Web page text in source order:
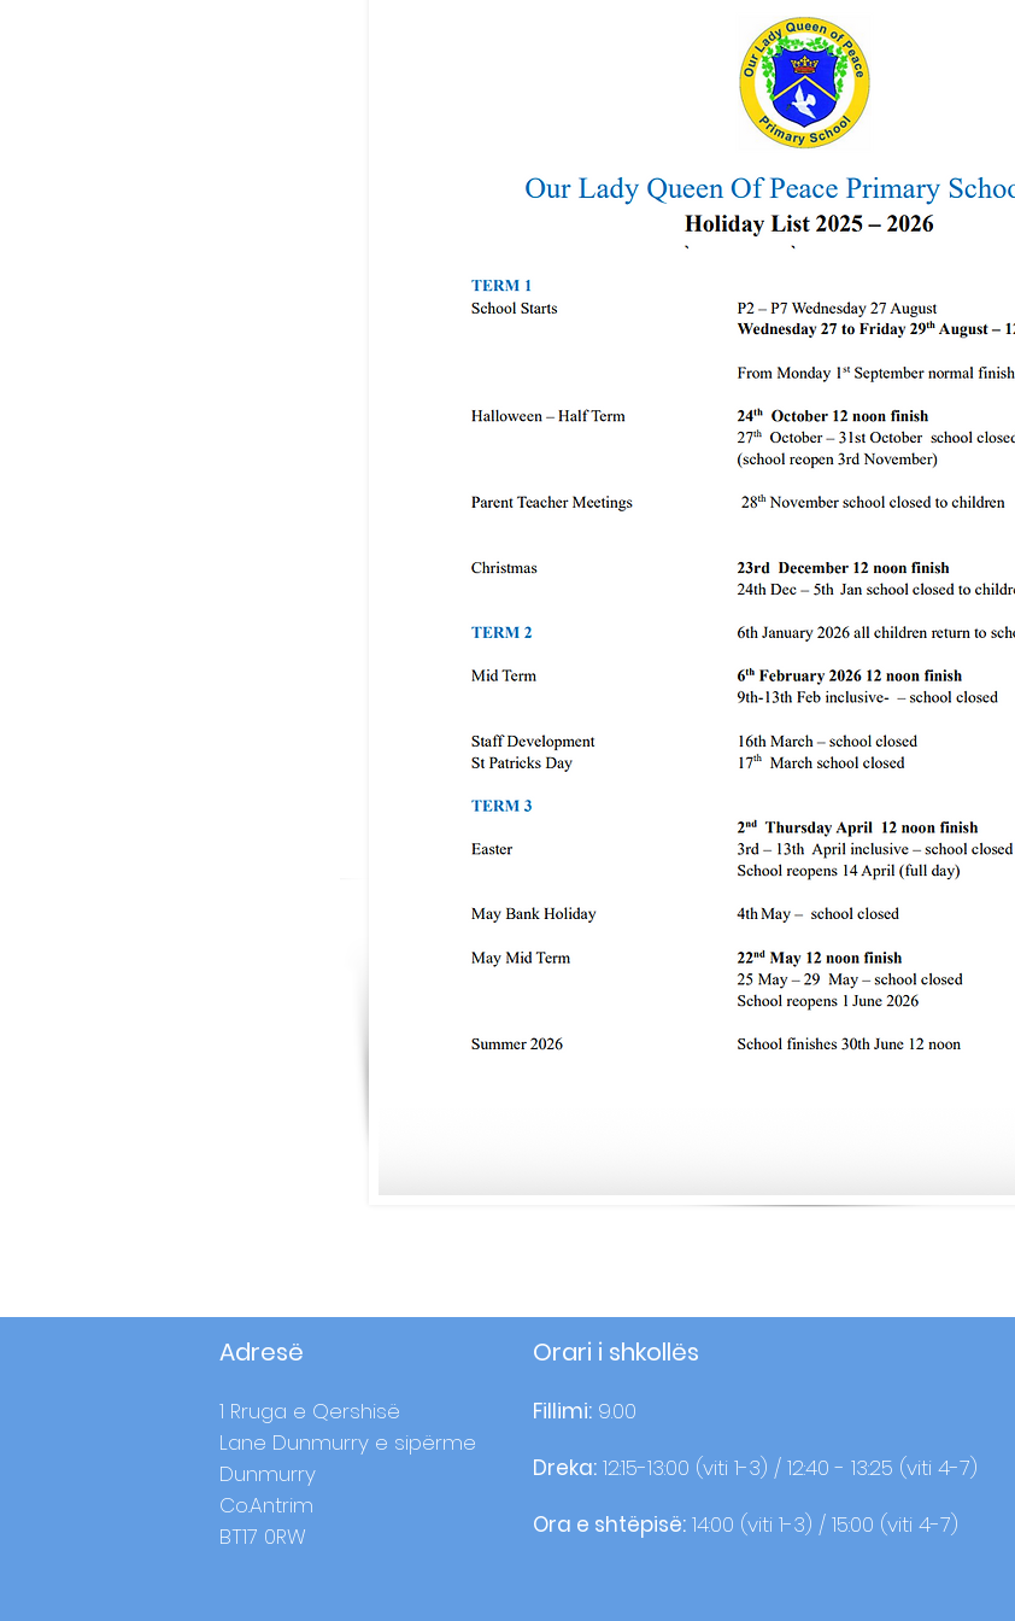
Adresë
1 Rruga e Qershisë
Lane Dunmurry e sipërme
Dunmurry
Co.Antrim
BT17 0RW
Orari i shkollës
Fillimi: 9.00
Dreka: 12:15-13:00 (viti 1-3) / 12:40 - 13:25 (viti 4-7)
Ora e shtëpisë: 14:00 (viti 1-3) / 15:00 (viti 4-7)